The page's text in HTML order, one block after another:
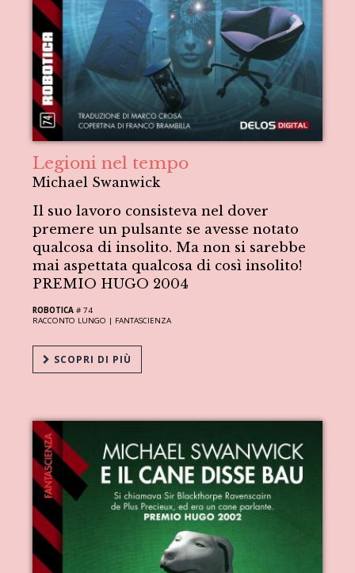
Legioni nel tempo
Michael Swanwick
Il suo lavoro consisteva nel dover
premere un pulsante se avesse notato
qualcosa di insolito. Ma non si sarebbe
mai aspettata qualcosa di così insolito!
PREMIO HUGO 2004
ROBOTICA # 74
RACCONTO LUNGO | FANTASCIENZA
SCOPRI DI PIÙ